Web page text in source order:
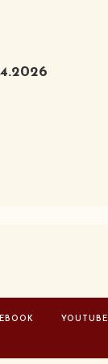
YOUTUBE